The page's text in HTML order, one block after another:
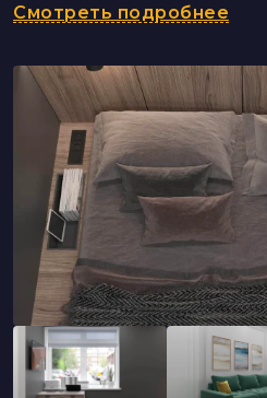
Смотреть подробнее